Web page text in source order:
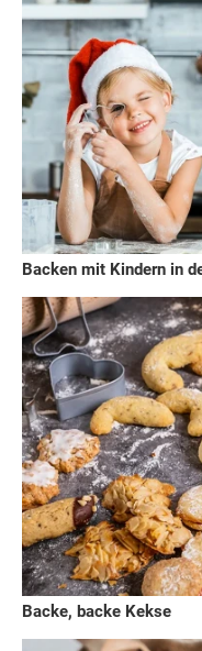
Backen mit Kindern in
Backe, backe Kekse